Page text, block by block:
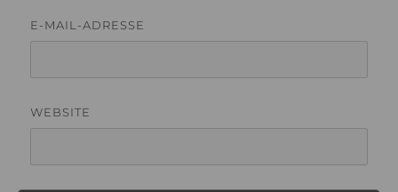
E-MAIL-ADRESSE
WEBSITE